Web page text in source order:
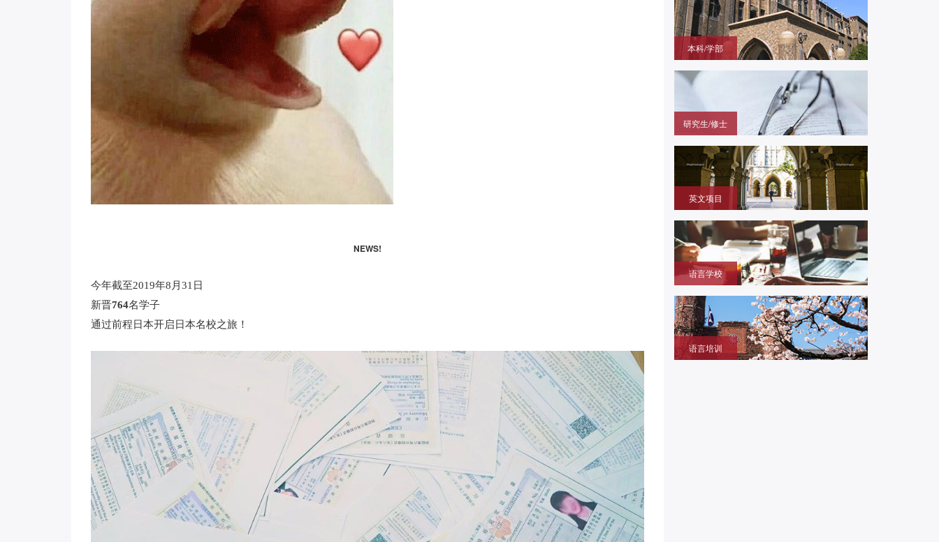
NEWS!
今年截至2019年8月31日
新晋764名学子
通过前程日本开启日本名校之旅！
本科/学部
申请目标大学
研究生/修士
研究科就读的offer
英文项目
本大学学部/修士/博士课程
语言学校
学考试过渡阶段
语言培训